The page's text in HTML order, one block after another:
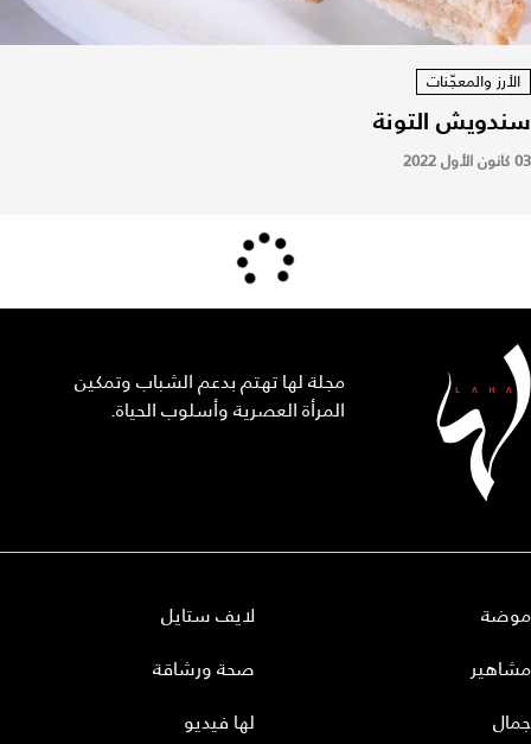
الأرز والمعجّنات
سندويش التونة
03 كانون الأول 2022
مجلة لها تهتم بدعم الشباب وتمكين
المرأة العصرية وأسلوب الحياة.
موضة
مشاهير
جمال
لايف ستايل
صحة ورشاقة
لها فيديو